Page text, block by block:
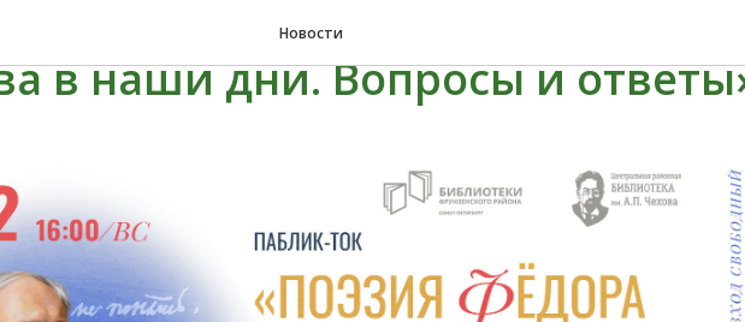
Новости
ток «Поэзия Фёдора Ивановича
в наши дни. Вопросы и